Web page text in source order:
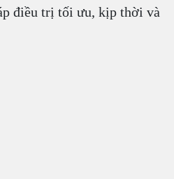
điều trị tối ưu, kịp thời và